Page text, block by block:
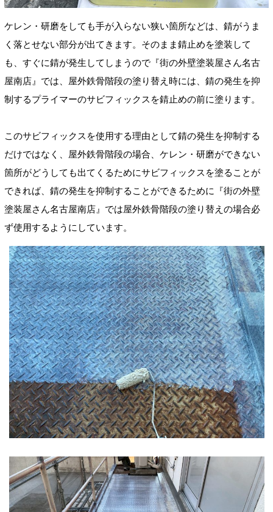
ケレン・研磨をしても手が入らない狭い箇所などは、錆がうま
く落とせない部分が出てきます。そのまま錆止めを塗装して
も、すぐに錆が発生してしまうので『街の外壁塗装屋さん名古
屋南店』では、屋外鉄骨階段の塗り替え時には、錆の発生を抑
制するプライマーのサビフィックスを錆止めの前に塗ります。
このサビフィックスを使用する理由として錆の発生を抑制する
だけではなく、屋外鉄骨階段の場合、ケレン・研磨ができない
箇所がどうしても出てくるためにサビフィックスを塗ることが
できれば、錆の発生を抑制することができるために『街の外壁
塗装屋さん名古屋南店』では屋外鉄骨階段の塗り替えの場合必
ず使用するようにしています。